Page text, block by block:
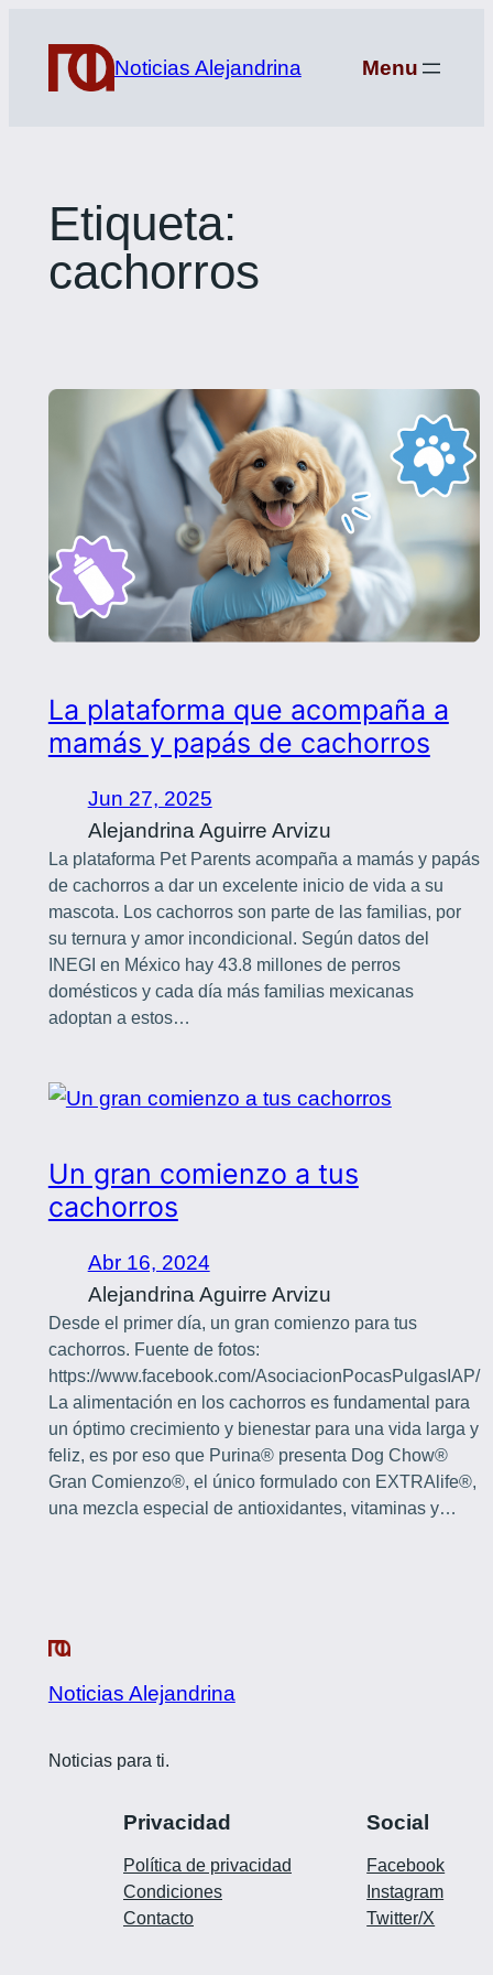
contenido
Noticias Alejandrina Menu
Etiqueta:
cachorros
La plataforma que acompaña a
mamás y papás de cachorros
Jun 27, 2025
Alejandrina Aguirre Arvizu
La plataforma Pet Parents acompaña a mamás y papás
de cachorros a dar un excelente inicio de vida a su
mascota. Los cachorros son parte de las familias, por
su ternura y amor incondicional. Según datos del
INEGI en México hay 43.8 millones de perros
domésticos y cada día más familias mexicanas
adoptan a estos…
Un gran comienzo a tus
cachorros
Abr 16, 2024
Alejandrina Aguirre Arvizu
Desde el primer día, un gran comienzo para tus
cachorros. Fuente de fotos:
https://www.facebook.com/AsociacionPocasPulgasIAP/
La alimentación en los cachorros es fundamental para
un óptimo crecimiento y bienestar para una vida larga y
feliz, es por eso que Purina® presenta Dog Chow®
Gran Comienzo®, el único formulado con EXTRAlife®,
una mezcla especial de antioxidantes, vitaminas y…
Noticias Alejandrina
Noticias para ti.
Privacidad
Política de privacidad
Condiciones
Contacto
Social
Facebook
Instagram
Twitter/X